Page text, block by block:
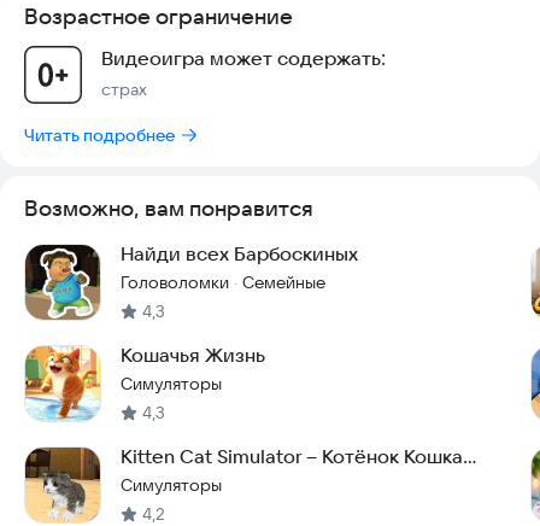
Возрастное ограничение
Видеоигра может содержать:
страх
Читать подробнее
Возможно, вам понравится
Найди всех Барбоскиных
Головоломки · Семейные
4,3
Кошачья Жизнь
Симуляторы
4,3
Kitten Cat Simulator – Котёнок Кошка
Симулятор 3D
Симуляторы
4,2